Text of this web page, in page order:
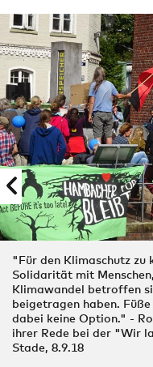
"Für den Klimaschutz zu
Solidarität mit
Klimawandel betroffen
beigetragen haben.
dabei keine Option." -
ihrer Rede bei der "Wir
Stade, 8.9.18